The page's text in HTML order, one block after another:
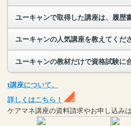
ユーキャンで取得した講座は、履歴
ユーキャンの人気講座を教えてくださ
ユーキャンの教材だけで資格試験に
t講座について、
詳しくはこちら！
ケアマネ講座の資料請求やお申し込み